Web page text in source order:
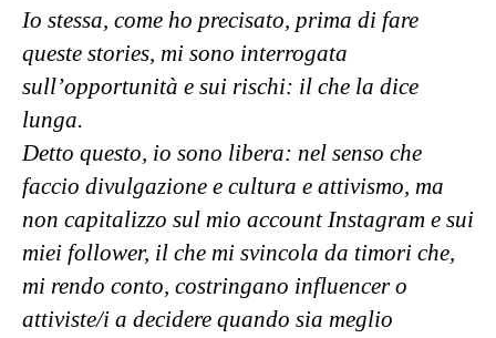
Io stessa, come ho precisato, prima di fare
queste stories, mi sono interrogata
sull’opportunità e sui rischi: il che la dice
lunga.
Detto questo, io sono libera: nel senso che
faccio divulgazione e cultura e attivismo, ma
non capitalizzo sul mio account Instagram e sui
miei follower, il che mi svincola da timori che,
mi rendo conto, costringano influencer o
attiviste/i a decidere quando sia meglio